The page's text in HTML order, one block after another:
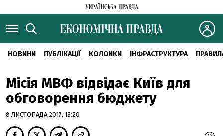
НОВИНИ ПУБЛІКАЦІЇ КОЛОНКИ ІНФРАСТРУКТУРА
Місія МВФ відвідає Київ для
обговорення бюджету
8 ЛИСТОПАДА 2017, 13:20